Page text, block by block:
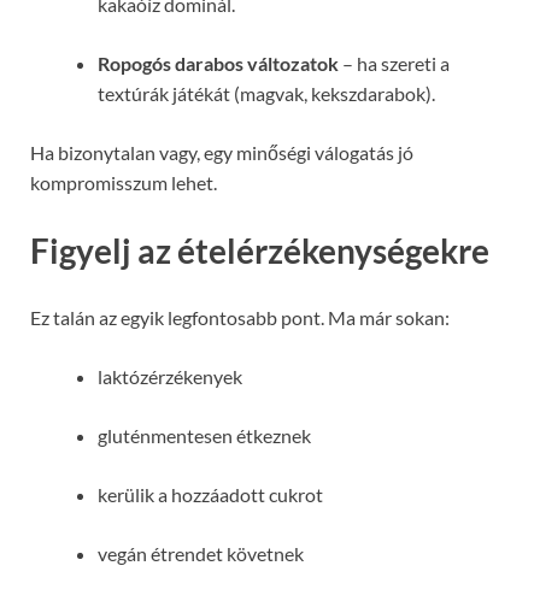
kakaóíz dominál.
Ropogós darabos változatok – ha szereti a
textúrák játékát (magvak, kekszdarabok).
Ha bizonytalan vagy, egy minőségi válogatás jó
kompromisszum lehet.
Figyelj az ételérzékenységekre
Ez talán az egyik legfontosabb pont. Ma már sokan:
laktózérzékenyek
gluténmentesen étkeznek
kerülik a hozzáadott cukrot
vegán étrendet követnek